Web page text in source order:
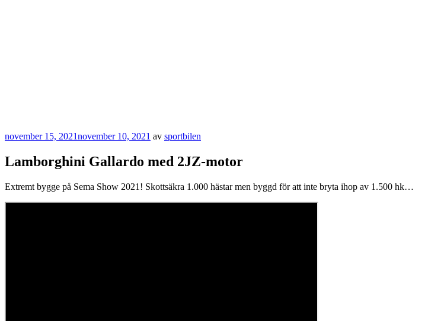
Publicerat
november 15, 2021november 10, 2021 av sportbilen
Lamborghini Gallardo med 2JZ-motor
Extremt bygge på Sema Show 2021! Skottsäkra 1.000 hästar men byggd för att inte bryta ihop av 1.500 hk…